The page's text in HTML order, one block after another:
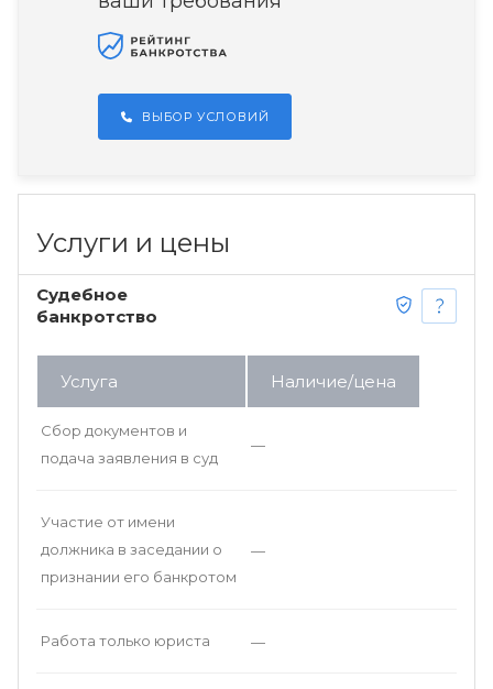
ВЫБОР УСЛОВИЙ
Услуги и цены
Судебное
банкротство
Услуга Наличие/цена
Сбор документов и
подача заявления в суд
—
Участие от имени
должника в заседании о
признании его банкротом
—
Работа только юриста —